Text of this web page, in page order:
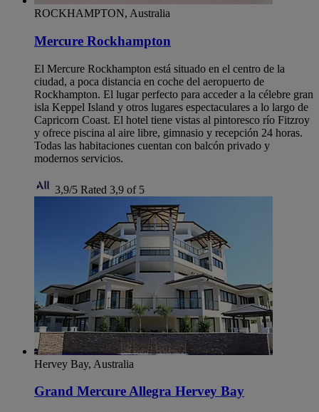
ROCKHAMPTON, Australia
Mercure Rockhampton
El Mercure Rockhampton está situado en el centro de la
ciudad, a poca distancia en coche del aeropuerto de
Rockhampton. El lugar perfecto para acceder a la célebre gran
isla Keppel Island y otros lugares espectaculares a lo largo de
Capricorn Coast. El hotel tiene vistas al pintoresco río Fitzroy
y ofrece piscina al aire libre, gimnasio y recepción 24 horas.
Todas las habitaciones cuentan con balcón privado y
modernos servicios.
3,9/5 Rated 3,9 of 5
Hervey Bay, Australia
Grand Mercure Allegra Hervey Bay